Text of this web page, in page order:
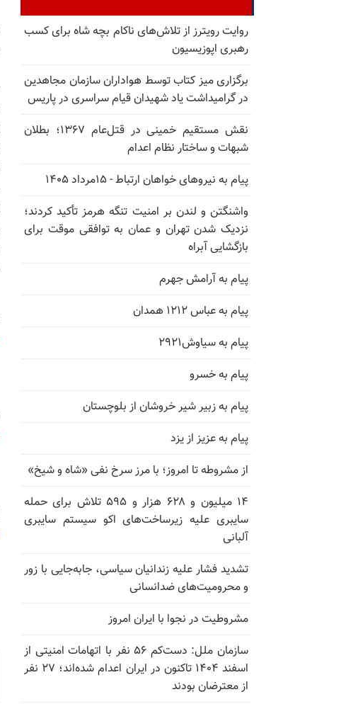
روایت رویترز از تلاش‌های ناکام بچه شاه برای کسب
رهبری اپوزیسیون
برگزاری میز کتاب توسط هواداران سازمان مجاهدین
در گرامیداشت یاد شهیدان قیام سراسری در پاریس
نقش مستقیم خمینی در قتل‌عام ۱۳۶۷؛ بطلان
شبهات و ساختار نظام اعدام
پیام به نیروهای خواهان ارتباط - ۱۵مرداد ۱۴۰۵
واشنگتن و لندن بر امنیت تنگه هرمز تأکید کردند؛
نزدیک شدن تهران و عمان به توافقی موقت برای
بازگشایی آبراه
پیام به آرامش جهرم
پیام به عباس ۱۲۱۲ همدان
پیام به سیاوش۲۹۲۱
پیام به خسرو
پیام به زبیر شیر خروشان از بلوچستان
پیام به عزیز از یزد
از مشروطه تا امروز؛ با مرز سرخ نفی «شاه و شیخ»
۱۴ میلیون و ۶۲۸ هزار و ۵۹۵ تلاش برای حمله
سایبری علیه زیرساخت‌های اکو سیستم سایبری
آلبانی
تشدید فشار علیه زندانیان سیاسی، جابه‌جایی با زور
و محرومیت‌های ضدانسانی
مشروطیت در نجوا با ایران امروز
سازمان ملل: دست‌کم ۵۶ نفر با اتهامات امنیتی از
اسفند ۱۴۰۴ تاکنون در ایران اعدام شده‌اند؛ ۲۷ نفر
از معترضان بودند